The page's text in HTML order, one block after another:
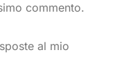
commento.
al mio